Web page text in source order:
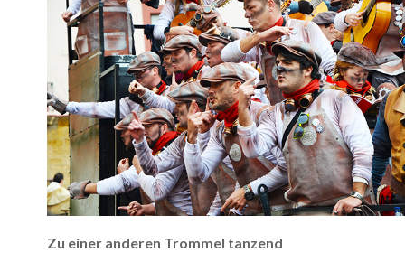
Zu einer anderen Trommel tanzend